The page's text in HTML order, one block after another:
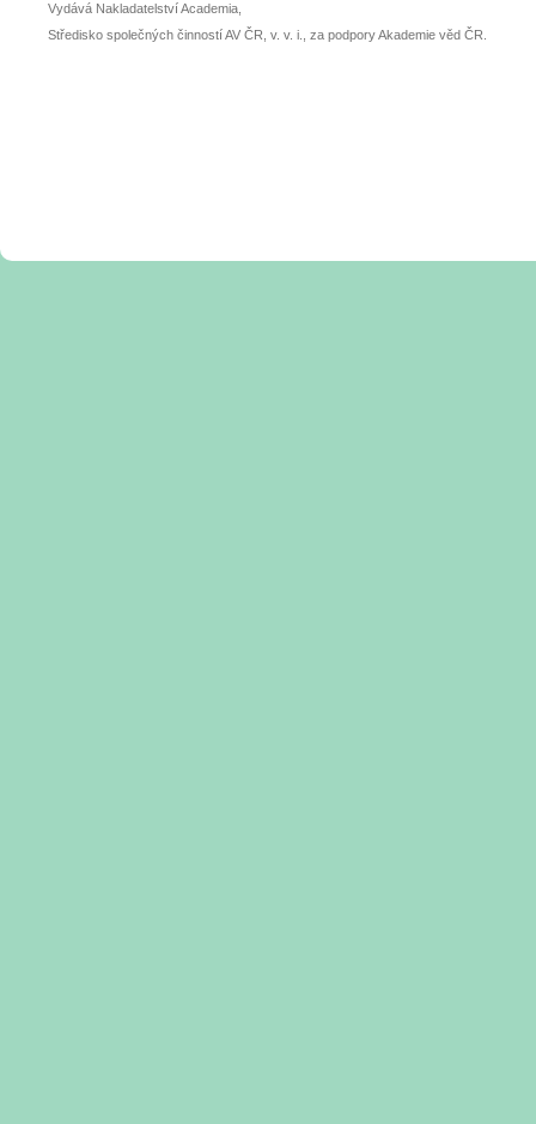
Vydává Nakladatelství Academia,
Středisko společných činností AV ČR, v. v. i., za podpory Akademie věd ČR.